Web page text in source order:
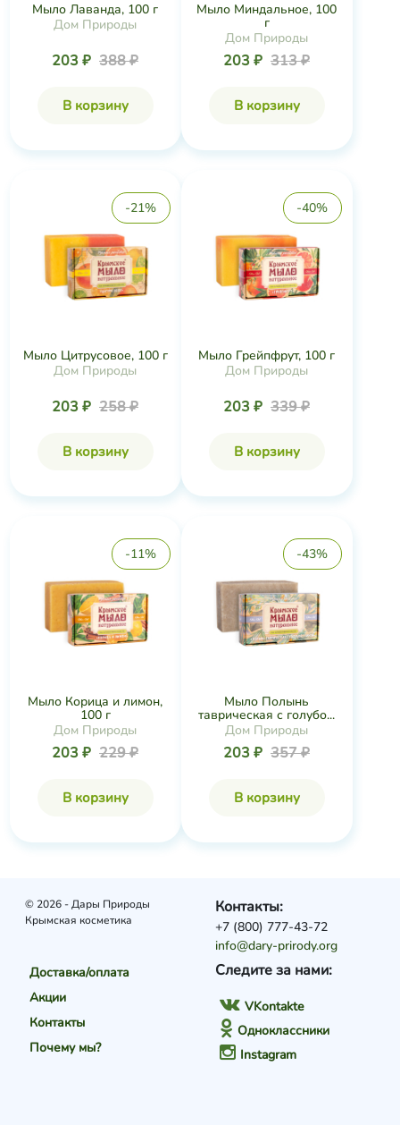
Мыло Лаванда, 100 г
Дом Природы
203 ₽ 388 ₽
В корзину
Мыло Миндальное, 100
г
Дом Природы
203 ₽ 313 ₽
В корзину
-21%
Мыло Цитрусовое, 100 г
Дом Природы
203 ₽ 258 ₽
В корзину
-40%
Мыло Грейпфрут, 100 г
Дом Природы
203 ₽ 339 ₽
В корзину
-11%
Мыло Корица и лимон,
100 г
Дом Природы
203 ₽ 229 ₽
В корзину
-43%
Мыло Полынь
таврическая с голубо...
Дом Природы
203 ₽ 357 ₽
В корзину
© 2026 - Дары Природы
Крымская косметика
Доставка/оплата
Акции
Контакты
Почему мы?
Следите за нами:
VKontakte
Одноклассники
Instagram
Контакты:
+7 (800) 777-43-72
info@dary-prirody.org